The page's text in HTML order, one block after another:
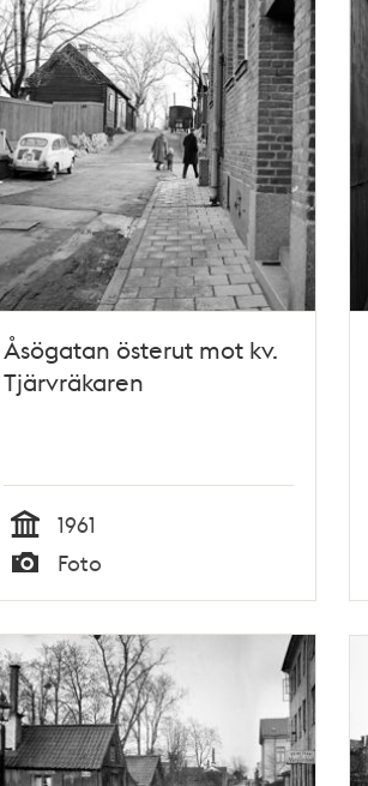
Åsögatan österut mot kv.
Tjärvräkaren
Tid
1961
Typ
Foto